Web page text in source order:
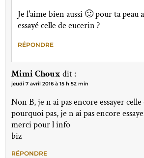
Je l'aime bien aussi 🙂 pour ta peau
essayé celle de eucerin ?
RÉPONDRE
Mimi Choux dit :
jeudi 7 avril 2016 à 15 h 52 min
Non B, je n ai pas encore essayer
pourquoi pas, je n ai pas encore
merci pour l info
biz
RÉPONDRE